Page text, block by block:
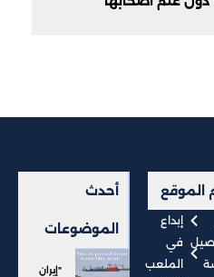
الموقع
إبداع
في
الملعب
أحدث
الموضوعات
"إيران